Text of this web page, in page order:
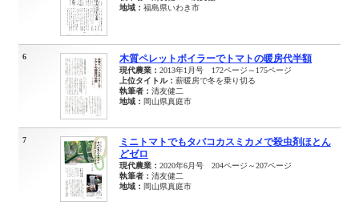
地域： 福島県いわき市
6 木質ペレットボイラーでトマトの暖房代半額
現代農業： 2013年1月号 172ページ～175ページ
上位タイトル： 薪暖房で冬を乗り切る
執筆者： 清友健二
地域： 岡山県真庭市
7
ミニトマトでもタバコカスミカメで殺虫剤ほとん
どゼロ
現代農業： 2020年6月号 204ページ～207ページ
執筆者： 清友健二
地域： 岡山県真庭市